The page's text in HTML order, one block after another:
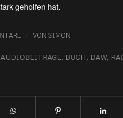
geholfen hat.
/ VON SIMON
AUDIOBEITRÄGE BUCH DAW